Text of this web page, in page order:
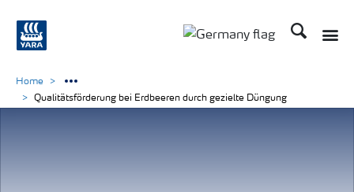
Suchen
Home
Qualitätsförderung bei Erdbeeren durch gezielte Düngung